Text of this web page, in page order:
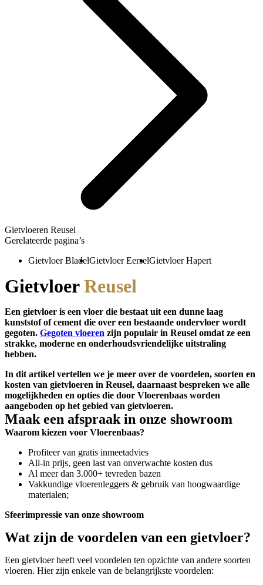
Gietvloeren Reusel
Gerelateerde pagina’s
Gietvloer BladelGietvloer EerselGietvloer Hapert
GietvloerReusel
Een gietvloer is een vloer die bestaat uit een dunne laag
kunststof of cement die over een bestaande ondervloer wordt
gegoten. Gegoten vloeren zijn populair in Reusel omdat ze een
strakke, moderne en onderhoudsvriendelijke uitstraling
hebben.
In dit artikel vertellen we je meer over de voordelen, soorten en
kosten van gietvloeren in Reusel, daarnaast bespreken we alle
mogelijkheden en opties die door Vloerenbaas worden
aangeboden op het gebied van gietvloeren.
Maak een afspraak in onze showroom
Waarom kiezen voor Vloerenbaas?
Profiteer van gratis inmeetadvies
All-in prijs, geen last van onverwachte kosten dus
Al meer dan 3.000+ tevreden bazen
Vakkundige vloerenleggers & gebruik van hoogwaardige
materialen;
Sfeerimpressie van onze showroom
Wat zijn de voordelen van een gietvloer?
Een gietvloer heeft veel voordelen ten opzichte van andere soorten
vloeren. Hier zijn enkele van de belangrijkste voordelen: